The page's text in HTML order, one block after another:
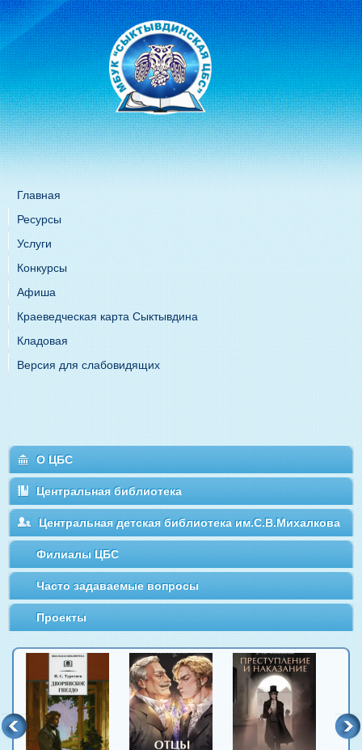
Главная
Ресурсы
Услуги
Конкурсы
Афиша
Краеведческая карта Сыктывдина
Кладовая
Версия для слабовидящих
О ЦБС
Центральная библиотека
Центральная детская библиотека им.С.В.Михалкова
Филиалы ЦБС
Часто задаваемые вопросы
Проекты